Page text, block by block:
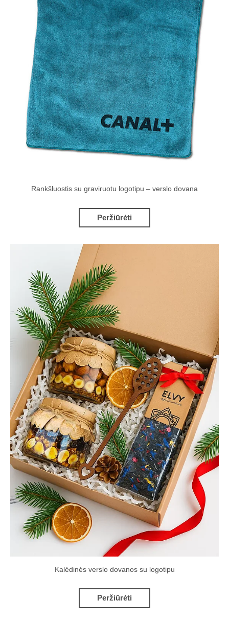
Rankšluostis su graviruotu logotipu – verslo dovana
Peržiūrėti
Kalėdinės verslo dovanos su logotipu
Peržiūrėti